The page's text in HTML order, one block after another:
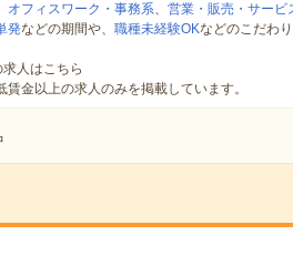
オフィスワーク・事務系、 営業・販売・サービ
発などの期間や、 職種未経験OKなどのこだわ
求人はこちら
金以上の求人のみを掲載しています。